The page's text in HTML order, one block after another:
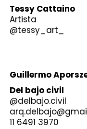
Tessy Cattaino
Artista
@tessy_art_
Guillermo
Del bajo civil
@delbajo.civil
11 6491 3970